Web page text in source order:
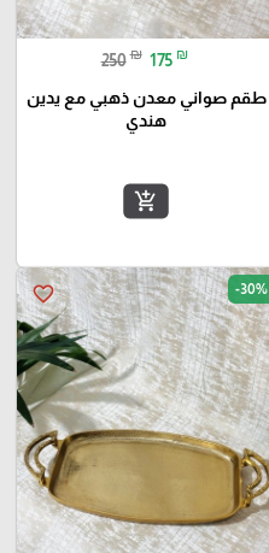
250 ₪ 175 ₪
طقم صواني معدن ذهبي مع يدين
هندي
add_shopping_cart
favorite_border -30%